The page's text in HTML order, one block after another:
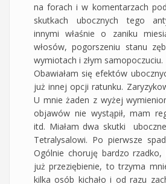
na forach i w komentarzach
skutkach ubocznych tego
innymi właśnie o zaniku
włosów, pogorszeniu stanu
wymiotach i złym samopoczuciu.
Obawiałam się efektów
już innej opcji ratunku.
U mnie żaden z wyżej
objawów nie wystąpił, mam
itd. Miałam dwa skutki
Tetralysalowi. Po pierwsze
Ogólnie choruję bardzo rzadko,
już przeziębienie, to trzyma
kilka osób kichało i od razu